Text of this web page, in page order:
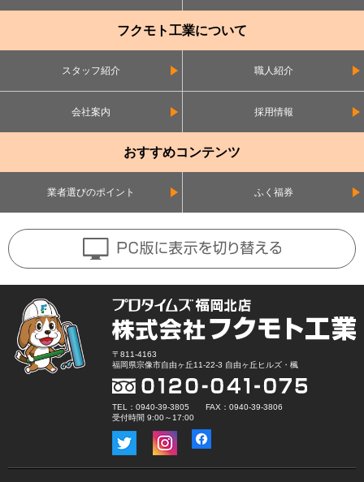
フクモト工業について
スタッフ紹介 職人紹介
会社案内 採用情報
おすすめコンテンツ
業者選びのポイント ふく福券
〒811-4163
福岡県宗像市自由ヶ丘11-22-3 自由ヶ丘ヒルズ・楓
TEL：0940-39-3805 FAX：0940-39-3806
受付時間 9:00～17:00